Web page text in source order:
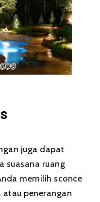
juga dapat
suasana ruang
memilih sconce
penerangan